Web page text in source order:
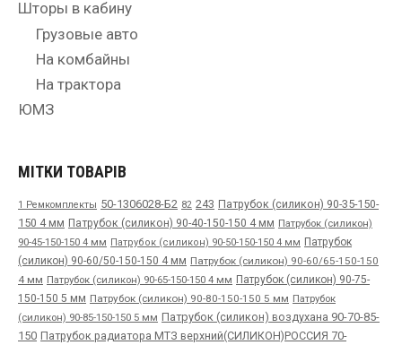
Шторы в кабину
Грузовые авто
На комбайны
На трактора
ЮМЗ
МІТКИ ТОВАРІВ
1 Ремкомплекты 50-1306028-Б2 82 243 Патрубок (силикон) 90-35-150-
150 4 мм Патрубок (силикон) 90-40-150-150 4 мм Патрубок (силикон)
90-45-150-150 4 мм Патрубок (силикон) 90-50-150-150 4 мм Патрубок
(силикон) 90-60/50-150-150 4 мм Патрубок (силикон) 90-60/65-150-150
4 мм Патрубок (силикон) 90-65-150-150 4 мм Патрубок (силикон) 90-75-
150-150 5 мм Патрубок (силикон) 90-80-150-150 5 мм Патрубок
(силикон) 90-85-150-150 5 мм Патрубок (силикон) воздухана 90-70-85-
150 Патрубок радиатора МТЗ верхний(СИЛИКОН)РОССИЯ 70-